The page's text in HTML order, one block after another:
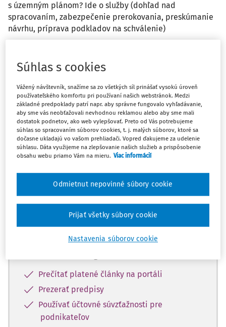
s územným plánom? Ide o služby (dohľad nad
spracovaním, zabezpečenie prerokovania, preskúmanie
návrhu, príprava podkladov na schválenie)
Máte predplatné? Prihláste sa
Zatiaľ ste si prečítali len začiatok...
Celý dokument je len pre predplatiteľov.
Zaregistrujte sa a získajte
zadarmo prístup k vybranému obsahu na
10 dní.
Prečítať platené články na portáli
Prezerať predpisy
Používať účtovné súvzťažnosti pre
podnikateľov
Súhlas s cookies
Vážený návštevník, snažíme sa zo všetkých síl prinášať vysokú úroveň
používateľského komfortu pri používaní našich webstránok. Medzi
základné predpoklady patrí napr. aby správne fungovalo vyhľadávanie,
aby sme vás neobťažovali nevhodnou reklamou alebo aby sme mali
dostatok podnetov, ako web vylepšovať. Preto od Vás potrebujeme
súhlas so spracovaním súborov cookies, t. j. malých súborov, ktoré sa
dočasne ukladajú vo vašom prehliadači. Vopred ďakujeme za udelenie
súhlasu. Dáta využijeme na zlepšovanie našich služieb a prispôsobenie
obsahu webu priamo Vám na mieru. Viac informácií
Nastavenia súborov cookie
Odmietnut nepovinné súbory cookie
Prijať všetky súbory cookie